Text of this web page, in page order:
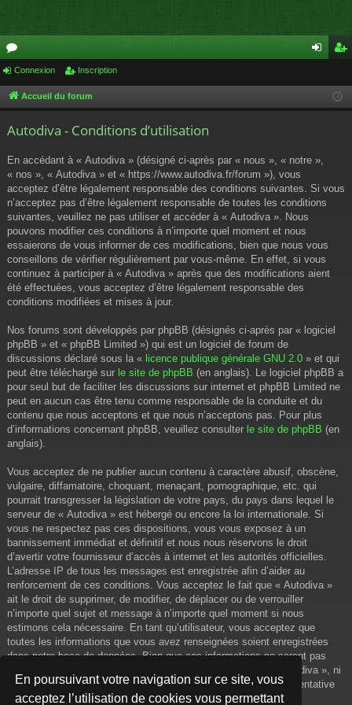
En poursuivant votre navigation sur ce site, vous
acceptez l’utilisation de cookies vous permettant
or
u cri
Connexion Inscription
Accueil du forum
Autodiva - Conditions d’utilisation
En accédant à « Autodiva » (désigné ci-après par « nous », « notre »,
« nos », « Autodiva » et « https://www.autodiva.fr/forum »), vous
acceptez d’être légalement responsable des conditions suivantes. Si vous
n’acceptez pas d’être légalement responsable de toutes les conditions
suivantes, veuillez ne pas utiliser et accéder à « Autodiva ». Nous
pouvons modifier ces conditions à n’importe quel moment et nous
essaierons de vous informer de ces modifications, bien que nous vous
conseillons de vérifier régulièrement par vous-même. En effet, si vous
continuez à participer à « Autodiva » après que des modifications aient
été effectuées, vous acceptez d’être légalement responsable des
conditions modifiées et mises à jour.
Nos forums sont développés par phpBB (désignés ci-après par « logiciel
phpBB » et « phpBB Limited ») qui est un logiciel de forum de
discussions déclaré sous la « licence publique générale GNU 2.0 » et qui
peut être téléchargé sur le site de phpBB (en anglais). Le logiciel phpBB a
pour seul but de faciliter les discussions sur internet et phpBB Limited ne
peut en aucun cas être tenu comme responsable de la conduite et du
contenu que nous acceptons et que nous n’acceptons pas. Pour plus
d’informations concernant phpBB, veuillez consulter le site de phpBB (en
anglais).
Vous acceptez de ne publier aucun contenu à caractère abusif, obscène,
vulgaire, diffamatoire, choquant, menaçant, pornographique, etc. qui
pourrait transgresser la législation de votre pays, du pays dans lequel le
serveur de « Autodiva » est hébergé ou encore la loi internationale. Si
vous ne respectez pas ces dispositions, vous vous exposez à un
bannissement immédiat et définitif et nous nous réservons le droit
d’avertir votre fournisseur d’accès à internet et les autorités officielles.
L’adresse IP de tous les messages est enregistrée afin d’aider au
renforcement de ces conditions. Vous acceptez le fait que « Autodiva »
ait le droit de supprimer, de modifier, de déplacer ou de verrouiller
n’importe quel sujet et message à n’importe quel moment si nous
estimons cela nécessaire. En tant qu’utilisateur, vous acceptez que
toutes les informations que vous avez renseignées soient enregistrées
dans notre base de données. Bien que ces informations ne seront pas
diffusées à une tierce partie sans votre consentement, ni « Autodiva », ni
phpBB, ne pourront être tenus comme responsables en cas de tentative
de piratage informatique visant à compromettre vos données.